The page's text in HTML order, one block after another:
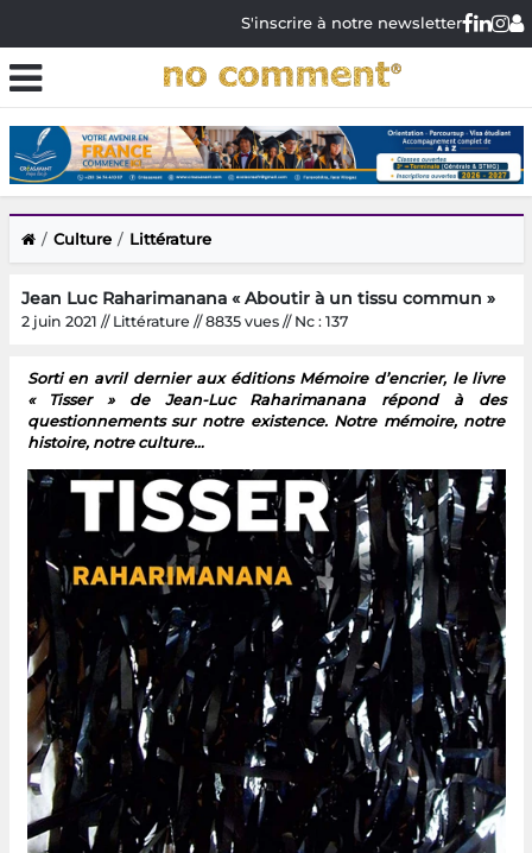
S'inscrire à notre newsletter
Culture Littérature
Jean Luc Raharimanana « Aboutir à un tissu commun »
2 juin 2021 // Littérature // 8835 vues // Nc : 137
Sorti en avril dernier aux éditions Mémoire d’encrier, le livre
« Tisser » de Jean-Luc Raharimanana répond à des
questionnements sur notre existence. Notre mémoire, notre
histoire, notre culture…